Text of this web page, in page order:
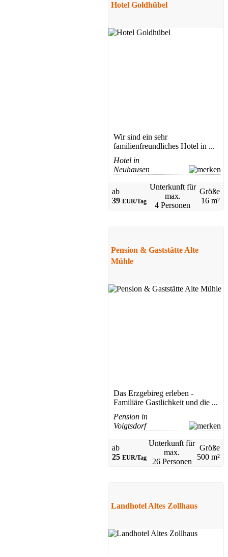
Hotel
Hotel Goldhübel
Wir sind ein sehr
familienfreundliches Hotel in ...
Hotel in
Neuhausen
ab
39 EUR/Tag
Unterkunft für
max.
4 Personen
Größe
16 m²
Pension & Gaststätte Alte
Mühle
Das Erzgebireg erleben -
Familiäre Gastlichkeit und die ...
Pension in
Voigtsdorf
ab
25 EUR/Tag
Unterkunft für
max.
26 Personen
Größe
500 m²
Landhotel Altes Zollhaus